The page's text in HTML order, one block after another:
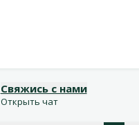
Свяжись с нами
Открыть чат